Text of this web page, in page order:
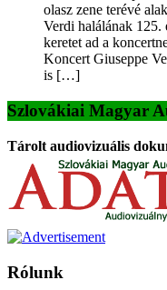
olasz zene terévé
Verdi halálának 125.
keretet ad a
Koncert Giuseppe
is […]
Szlovákiai Magyar
Tárolt audiovizuális
Rólunk